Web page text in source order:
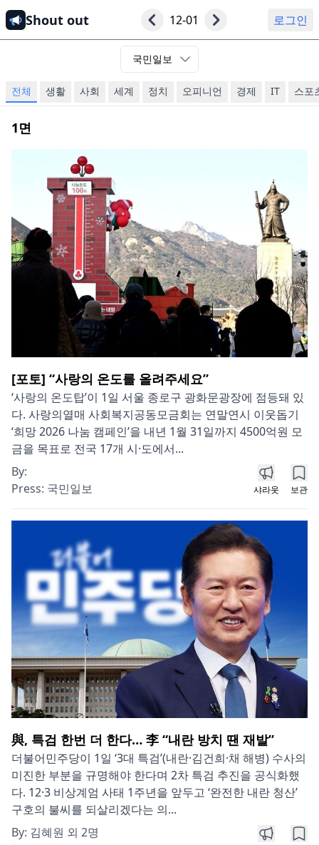
Shout out 12-01 로그인
국민일보
전체 생활 사회 세계 정치 오피니언 경제 IT 스포
1면
[포토] “사랑의 온도를 올려주세요”
‘사랑의 온도탑’이 1일 서울 종로구 광화문광장에 점등돼 있
다. 사랑의열매 사회복지공동모금회는 연말연시 이웃돕기
‘희망 2026 나눔 캠페인’을 내년 1월 31일까지 4500억원 모
금을 목표로 전국 17개 시·도에서...
By:
Press: 국민일보 샤라웃 보관
與, 특검 한번 더 한다… 李 “내란 방치 땐 재발”
더불어민주당이 1일 ‘3대 특검’(내란·김건희·채 해병) 수사의
미진한 부분을 규명해야 한다며 2차 특검 추진을 공식화했
다. 12·3 비상계엄 사태 1주년을 앞두고 ‘완전한 내란 청산’
구호의 불씨를 되살리겠다는 의...
By: 김혜원 외 2명